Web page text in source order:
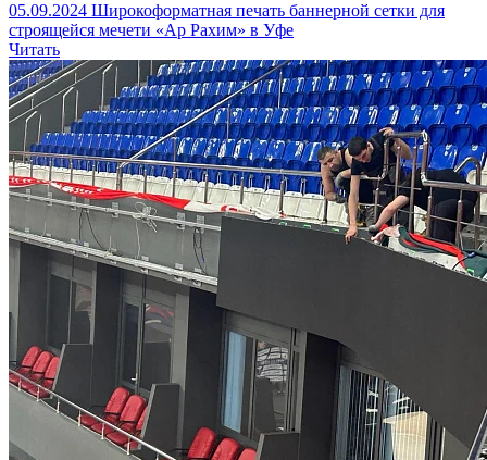
05.09.2024 Широкоформатная печать баннерной сетки для
строящейся мечети «Ар Рахим» в Уфе
Читать